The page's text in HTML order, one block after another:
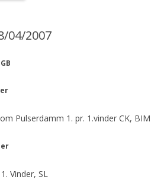
04/2007
Pulserdamm 1. pr. 1.vinder CK, BIM
Vinder, SL